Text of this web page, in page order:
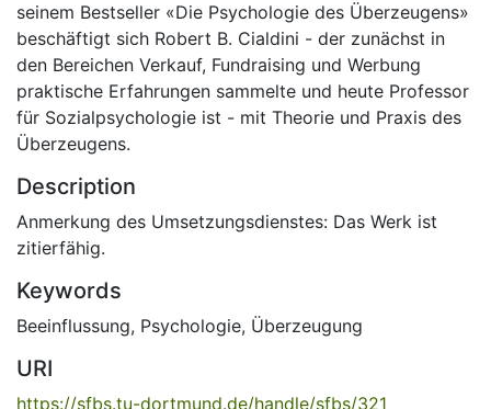
seinem Bestseller «Die Psychologie des Überzeugens»
beschäftigt sich Robert B. Cialdini - der zunächst in
den Bereichen Verkauf, Fundraising und Werbung
praktische Erfahrungen sammelte und heute Professor
für Sozialpsychologie ist - mit Theorie und Praxis des
Überzeugens.
Description
Anmerkung des Umsetzungsdienstes: Das Werk ist
zitierfähig.
Keywords
Beeinflussung, Psychologie, Überzeugung
URI
https://sfbs.tu-dortmund.de/handle/sfbs/321